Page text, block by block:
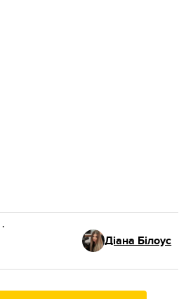
·
Діана Білоус